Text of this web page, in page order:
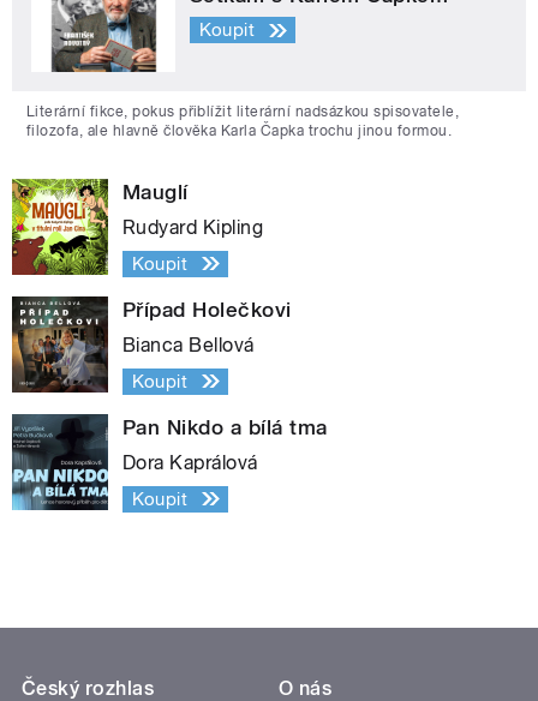
Koupit
Literární fikce, pokus přiblížit literární nadsázkou spisovatele,
filozofa, ale hlavně člověka Karla Čapka trochu jinou formou.
Mauglí
Rudyard Kipling
Koupit
Případ Holečkovi
Bianca Bellová
Koupit
Pan Nikdo a bílá tma
Dora Kaprálová
Koupit
Český rozhlas
O nás